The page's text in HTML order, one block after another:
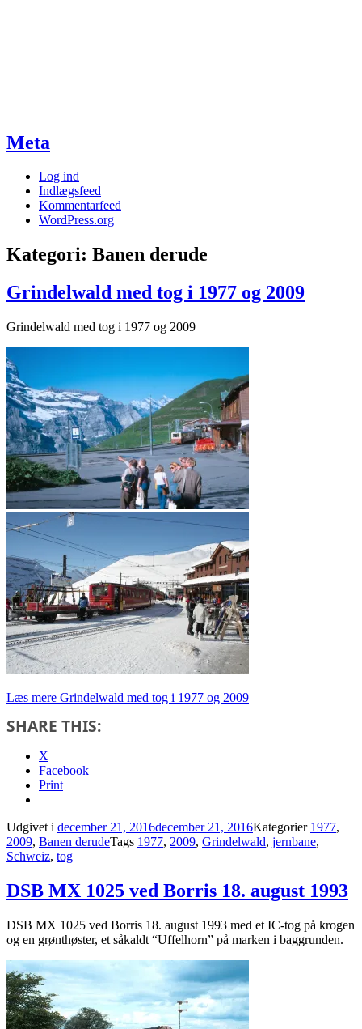
Meta
Log ind
Indlægsfeed
Kommentarfeed
WordPress.org
Kategori: Banen derude
Grindelwald med tog i 1977 og 2009
Grindelwald med tog i 1977 og 2009
Læs mere Grindelwald med tog i 1977 og 2009
SHARE THIS:
X
Facebook
Print
Udgivet i december 21, 2016december 21, 2016Kategorier 1977,
2009, Banen derudeTags 1977, 2009, Grindelwald, jernbane,
Schweiz, tog
DSB MX 1025 ved Borris 18. august 1993
DSB MX 1025 ved Borris 18. august 1993 med et IC-tog på krogen
og en grønthøster, et såkaldt “Uffelhorn” på marken i baggrunden.